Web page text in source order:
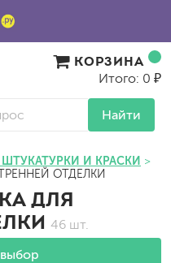
Найти
КОРЗИНА
Итого: 0 ₽
И КРАСКИ
ОТДЕЛКИ
ДЛЯ
46 шт.